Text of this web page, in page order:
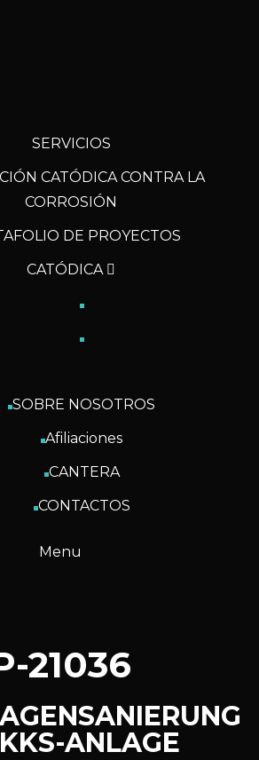
SERVICIOS
CATÓDICA CONTRA LA
CORROSIÓN
DE PROYECTOS
CATÓDICA
SOBRE NOSOTROS
Afiliaciones
CANTERA
CONTACTOS
Menu
21036
ANLAGE